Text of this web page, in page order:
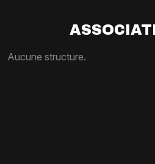
Aucune structure.